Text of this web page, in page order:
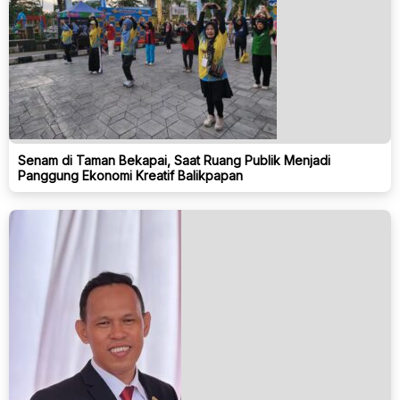
Senam di Taman Bekapai, Saat Ruang Publik Menjadi
Panggung Ekonomi Kreatif Balikpapan